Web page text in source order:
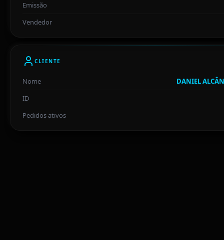
Emissão
Vendedor
CLIENTE
Nome
DANIEL
ID
Pedidos ativos